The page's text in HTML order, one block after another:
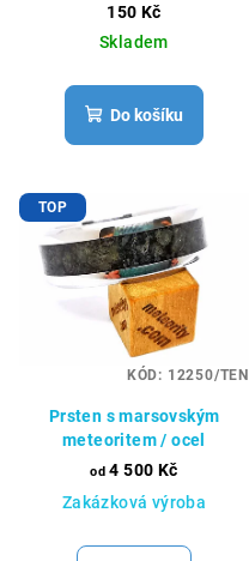
150 Kč
Skladem
Do košíku
TOP
Prsten s marsovským
meteoritem / ocel
od 4 500 Kč
Zakázková výroba
KÓD: 12250/TEN